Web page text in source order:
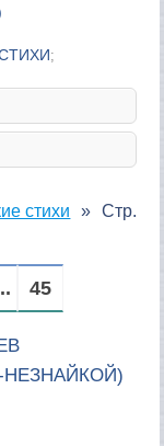
;
стихи
Стр.
45